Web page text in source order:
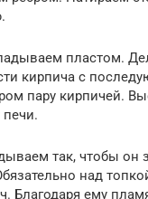
пластом.
кирпича с
пару кирпичей.
печи.
так, чтобы он
над
Благодаря ему